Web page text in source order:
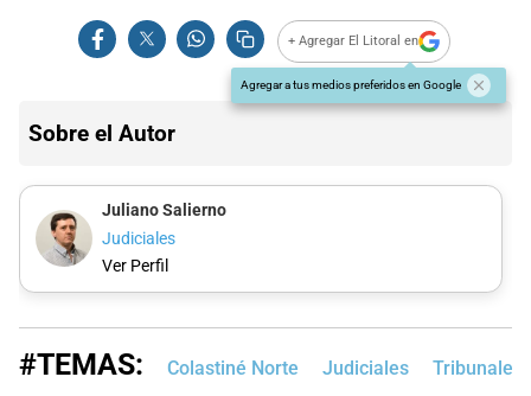
+ Agregar El Litoral en
Agregar a tus medios preferidos en Google
Sobre el Autor
Juliano Salierno
Judiciales
Ver Perfil
#TEMAS: Colastiné Norte Judiciales Tribunales